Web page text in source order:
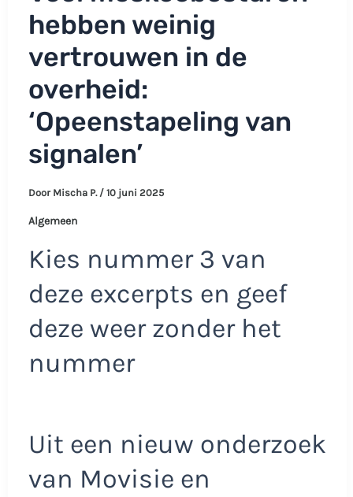
hebben weinig
vertrouwen in de
overheid:
‘Opeenstapeling van
signalen’
Door Mischa P. / 10 juni 2025
Algemeen
Kies nummer 3 van
deze excerpts en geef
deze weer zonder het
nummer
Uit een nieuw onderzoek
van Movisie en